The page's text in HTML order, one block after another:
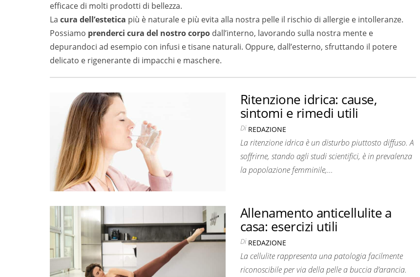
efficace di molti prodotti di bellezza.
La cura dell’estetica più è naturale e più evita alla nostra pelle il rischio di allergie e intolleranze.
Possiamo prenderci cura del nostro corpo dall’interno, lavorando sulla nostra mente e
depurandoci ad esempio con infusi e tisane naturali. Oppure, dall’esterno, sfruttando il potere
delicato e rigenerante di impacchi e maschere.
Ritenzione idrica: cause,
sintomi e rimedi utili
Di REDAZIONE
La ritenzione idrica è un disturbo piuttosto diffuso. A
soffrirne, stando agli studi scientifici, è in prevalenza
la popolazione femminile,…
Allenamento anticellulite a
casa: esercizi utili
Di REDAZIONE
La cellulite rappresenta una patologia facilmente
riconoscibile per via della pelle a buccia d’arancia.